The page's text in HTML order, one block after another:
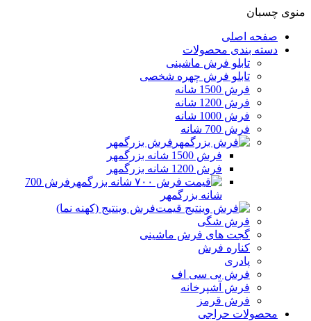
منوی چسبان
صفحه اصلی
دسته بندی محصولات
تابلو فرش ماشینی
تابلو فرش چهره شخصی
فرش 1500 شانه
فرش 1200 شانه
فرش 1000 شانه
فرش 700 شانه
فرش بزرگمهر
فرش 1500 شانه بزرگمهر
فرش 1200 شانه بزرگمهر
فرش 700
شانه بزرگمهر
فرش وینتیج (کهنه نما)
فرش شگی
گجت های فرش ماشینی
کناره فرش
پادری
فرش بی سی اف
فرش آشپرخانه
فرش قرمز
محصولات حراجی